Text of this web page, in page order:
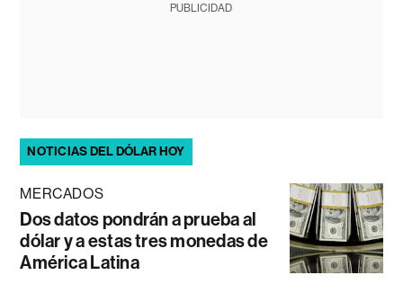
PUBLICIDAD
NOTICIAS DEL DÓLAR HOY
MERCADOS
Dos datos pondrán a prueba al
dólar y a estas tres monedas de
América Latina